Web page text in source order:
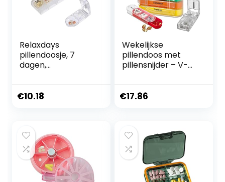
Relaxdays
pillendoosje, 7
dagen,
week, kunststof,
€10.18
Wekelijkse
pillendoos met
pillensnijder – V-
pillendoosjes
dagelijkse
compartimenten
Pilherinnering
Stapelbare
AM/PM-dozen
€17.86